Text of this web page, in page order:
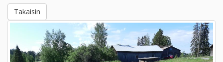
Takaisin